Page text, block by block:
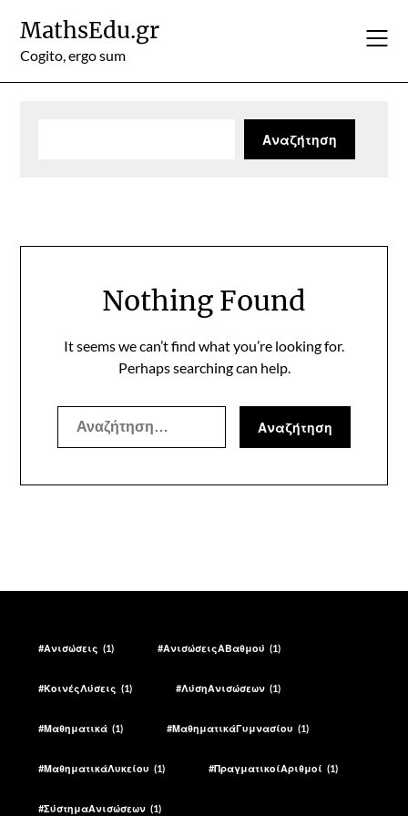
content
MathsEdu.gr
Cogito, ergo sum
Αναζήτηση
Nothing Found
It seems we can’t find what you’re looking for.
Perhaps searching can help.
Αναζήτηση
για:
#Ανισώσεις (1) #ΑνισώσειςΑΒαθμού (1)
#ΚοινέςΛύσεις (1) #ΛύσηΑνισώσεων (1)
#Μαθηματικά (1) #ΜαθηματικάΓυμνασίου (1)
#ΜαθηματικάΛυκείου (1) #ΠραγματικοίΑριθμοί (1)
#ΣύστημαΑνισώσεων (1)